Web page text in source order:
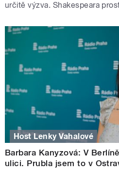
určitě výzva. Shakespeara
Host Lenky Vahalové
Barbara Kanyzová: V
ulici. Prubla jsem to v